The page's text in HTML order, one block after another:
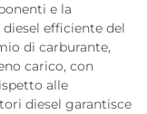
e la
efficiente del
di carburante,
carico, con
alle
diesel garantisce